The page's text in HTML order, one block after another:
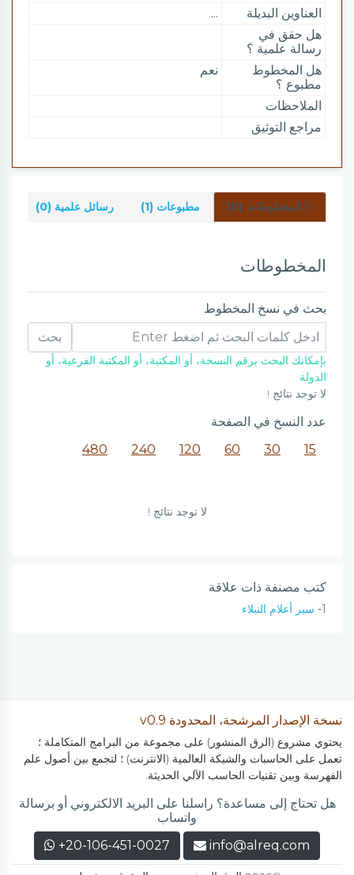
العناوين البديلة
...
هل حقق في
رسالة علمية ؟
هل المخطوط
مطبوع ؟
نعم
الملاحظات
مراجع التوثيق
المخطوطات (0) مطبوعات (1) رسائل علمية (0)
المخطوطات
بحث في نسخ المخطوط
بحث
بإمكانك البحث برقم النسخة، أو المكتبة، أو المكتبة الفرعية، أو
الدولة
لا توجد نتائج !
عدد النسخ في الصفحة
15
30
60
120
240
480
لا توجد نتائج !
كتب مصنفة ذات علاقة
1- سير أعلام النبلاء
نسخة الإصدار المرشحة، المحدودة v0.9
يحتوي مشروع (الرق المنشور) على مجموعة من البرامج المتكاملة ؛
تعمل على الحاسبات والشبكة العالمية (الانترنت) ؛ لتجمع بين أصول علم
الفهرسة وبين تقنيات الحاسب الآلي الحديثة.
هل تحتاج إلى مساعدة؟ راسلنا على البريد الالكتروني أو برسالة
واتساب
info@alreq.com
+20-106-451-0027